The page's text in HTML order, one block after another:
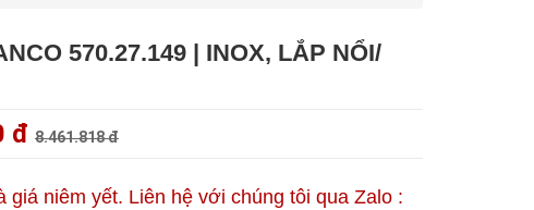
570.27.149 | INOX, LẮP NỔI/
đ 8.461.818 đ
giá niêm yết. Liên hệ với chúng tôi qua Zalo :